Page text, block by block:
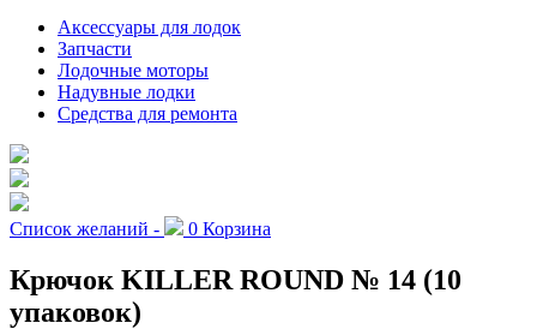
Аксессуары для лодок
Запчасти
Лодочные моторы
Надувные лодки
Средства для ремонта
Список желаний - 0 Корзина
Крючок KILLER ROUND № 14 (10
упаковок)